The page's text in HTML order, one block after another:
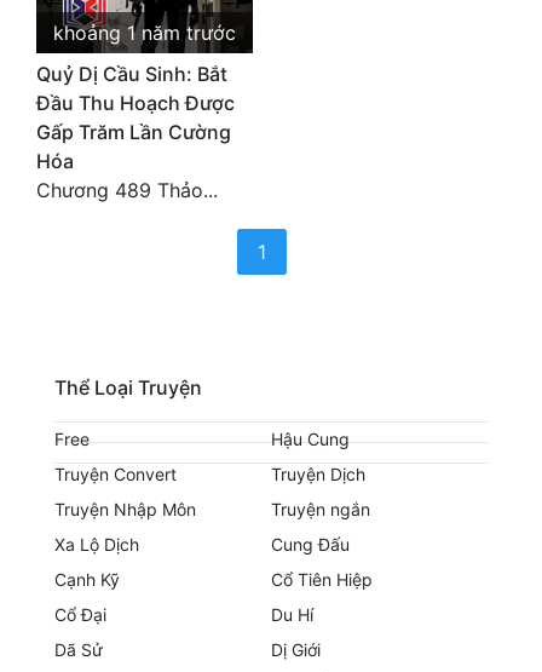
Dị Năng
Gia Đấu
Góc Nhìn Nam
Hệ Thống
Học Đường
Khoa Huyễn
khoảng 1 năm trước
Quỷ Dị Cầu Sinh: Bắt
Đầu Thu Hoạch Được
Gấp Trăm Lần Cường
Hóa
Chương 489 Thảo...
1
(current)
Thể Loại Truyện
Free
Hậu Cung
Truyện Convert
Truyện Dịch
Truyện Nhập Môn
Truyện ngắn
Xa Lộ Dịch
Cung Đấu
Cạnh Kỹ
Cổ Tiên Hiệp
Cổ Đại
Du Hí
Dã Sử
Dị Giới